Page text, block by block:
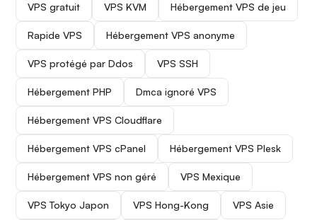
VPS gratuit VPS KVM Hébergement VPS de jeu
Rapide VPS Hébergement VPS anonyme
VPS protégé par Ddos VPS SSH
Hébergement PHP Dmca ignoré VPS
Hébergement VPS Cloudflare
Hébergement VPS cPanel Hébergement VPS Plesk
Hébergement VPS non géré VPS Mexique
VPS Tokyo Japon VPS Hong-Kong VPS Asie